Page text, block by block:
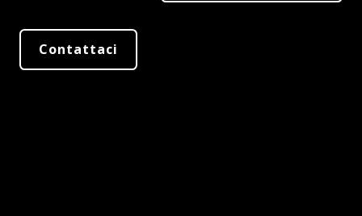
Contattaci